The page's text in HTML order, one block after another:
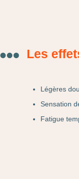
Les
Légères
Sensation
Fatigue